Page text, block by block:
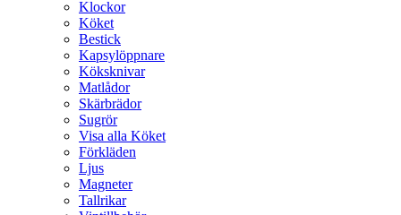
Klockor
Köket
Bestick
Kapsylöppnare
Köksknivar
Matlådor
Skärbrädor
Sugrör
Visa alla Köket
Förkläden
Ljus
Magneter
Tallrikar